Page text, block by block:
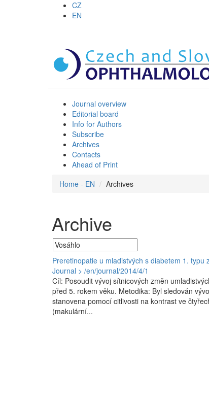
CZ
EN
Journal overview
Editorial board
Info for Authors
Subscribe
Archives
Contacts
Ahead of Print
Home - EN
Archives
Archive
Preretinopatie u mladistvých s diabetem 1.
Journal > /en/journal/2014/4/1
Cíl: Posoudit vývoj sítnicových změn
před 5. rokem věku. Metodika: Byl sledován
stanovena pomocí citlivosti na kontrast ve
(makulární...